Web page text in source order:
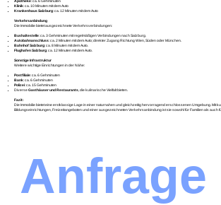
Apotheke: ca. 6 Gehminuten
Klinik: ca. 10 Minuten mit dem Auto
Krankenhaus Salzburg: ca. 12 Minuten mit dem Auto
Verkehrsanbindung
Die Immobilie bietet ausgezeichnete Verkehrsverbindungen:
Bushaltestelle: ca. 3 Gehminuten mit regelmäßigen Verbindungen nach Salzburg.
Autobahnanschluss: ca. 2 Minuten mit dem Auto; direkter Zugang Richtung Wien, Süden oder München.
Bahnhof Salzburg: ca. 8 Minuten mit dem Auto.
Flughafen Salzburg: ca. 12 Minuten mit dem Auto.
Sonstige Infrastruktur
Weitere wichtige Einrichtungen in der Nähe:
Postfiliale: ca. 6 Gehminuten
Bank: ca. 6 Gehminuten
Polizei: ca. 15 Gehminuten
Diverse Gasthäuser und Restaurants, die kulinarische Vielfalt bieten.
Fazit:
Die Immobilie bietet eine erstklassige Lage in einer naturnahen und gleichzeitig hervorragend erschlossenen Umgebung. Mit
Bildungseinrichtungen, Freizeitangeboten und einer ausgezeichneten Verkehrsanbindung ist sie sowohl für Familien als auch
Anfrage